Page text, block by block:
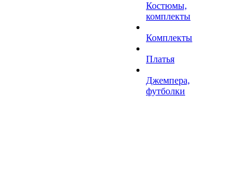
Костюмы,
комплекты
Комплекты
Платья
Джемпера,
футболки